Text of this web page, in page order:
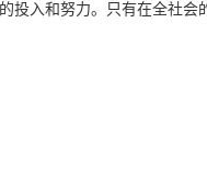
入和努力。只有在全社